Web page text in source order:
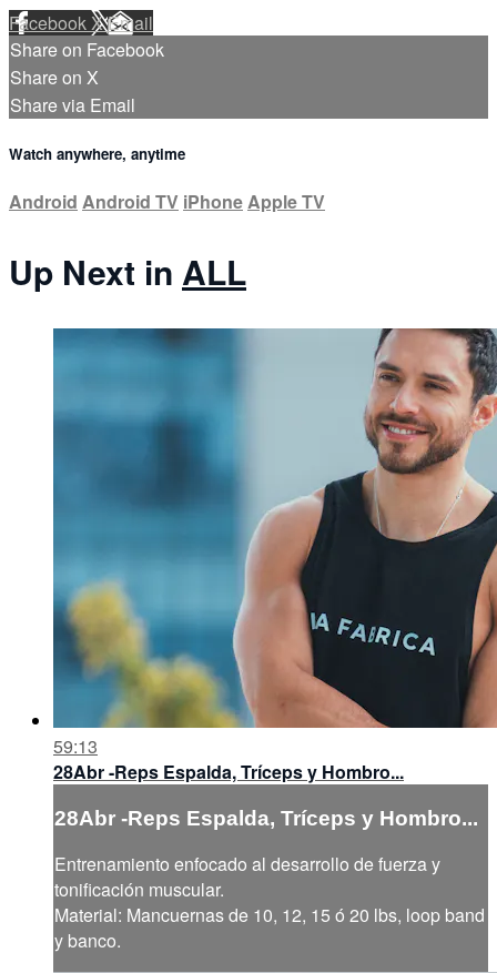
Facebook XEmail
Share on Facebook
Share on X
Share via Email
Watch anywhere, anytime
Android Android TV iPhoneApple TV
Up Next in ALL
59:13
28Abr -Reps Espalda, Tríceps y Hombro...
28Abr -Reps Espalda, Tríceps y Hombro...
Entrenamiento enfocado al desarrollo de fuerza y
tonificación muscular.
Material: Mancuernas de 10, 12, 15 ó 20 lbs, loop band
y banco.